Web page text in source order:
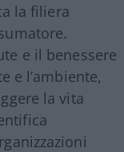
la filiera
e il benessere
e l’ambiente,
la vita